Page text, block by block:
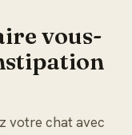
vous-
votre chat avec